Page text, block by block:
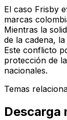
El caso Frisby
marcas
Mientras la
de la cadena,
Este conflicto
protección de
nacionales.
Temas
Descarga